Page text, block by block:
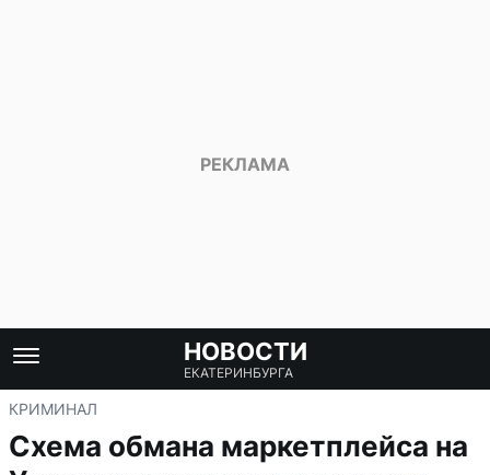
НОВОСТИ
ЕКАТЕРИНБУРГА
КРИМИНАЛ
Схема обмана маркетплейса на